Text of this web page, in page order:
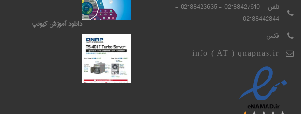
تلفن :
02188427610 - 02188423635 -
02188442844
فکس :
info ( AT ) qnapnas.ir
دانلود آموزش کیونپ